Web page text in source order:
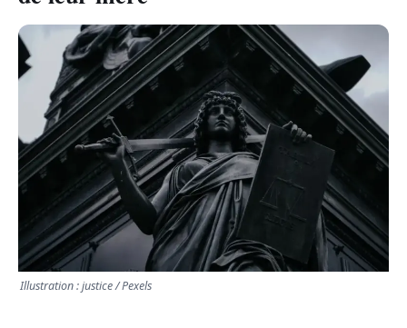
FEEL GOOD
FAITS DIVERS
TRANSPORTS
ÉCONOMIE
POLITIQUE
Illustration : justice / Pexels